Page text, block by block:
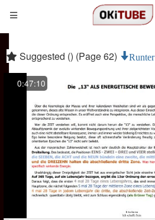
Suggested () (Page 62) Runter
0:47:10